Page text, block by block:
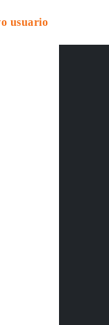
usuario